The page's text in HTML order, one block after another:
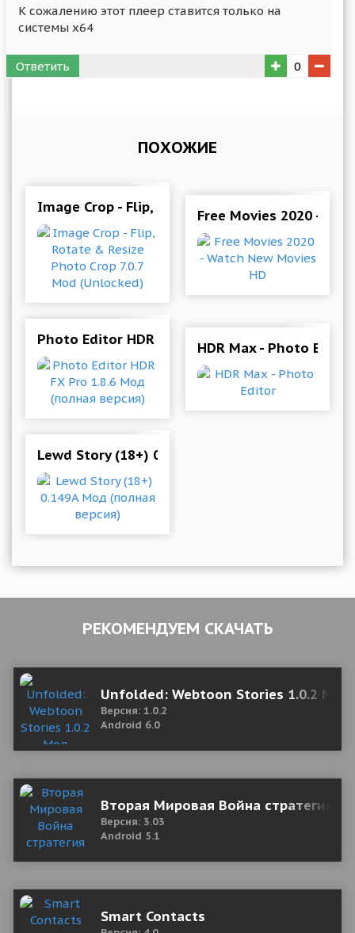
К сожалению этот плеер ставится только на
системы x64
Ответить 0
ПОХОЖИЕ
Image Crop - Flip, Rotate & Resize Photo Crop
Free Movies 2020 -
Photo Editor HDR FX Pro 1.8.6 Мод (полная
HDR Max - Photo Editor
Lewd Story (18+) 0.149A Мод (полная версия)
РЕКОМЕНДУЕМ СКАЧАТЬ
Unfolded: Webtoon Stories 1.0.2 Мод
Версия: 1.0.2
Android 6.0
Вторая Мировая Война стратегия
Версия: 3.03
Android 5.1
Smart Contacts